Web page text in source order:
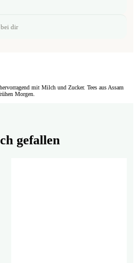
dir
mit Milch und Zucker. Tees aus Assam
Morgen.
gefallen